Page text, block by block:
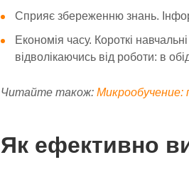
Сприяє збереженню знань.
Економія часу. Короткі
відволікаючись від роботи: в
Читайте також:
Як ефективно